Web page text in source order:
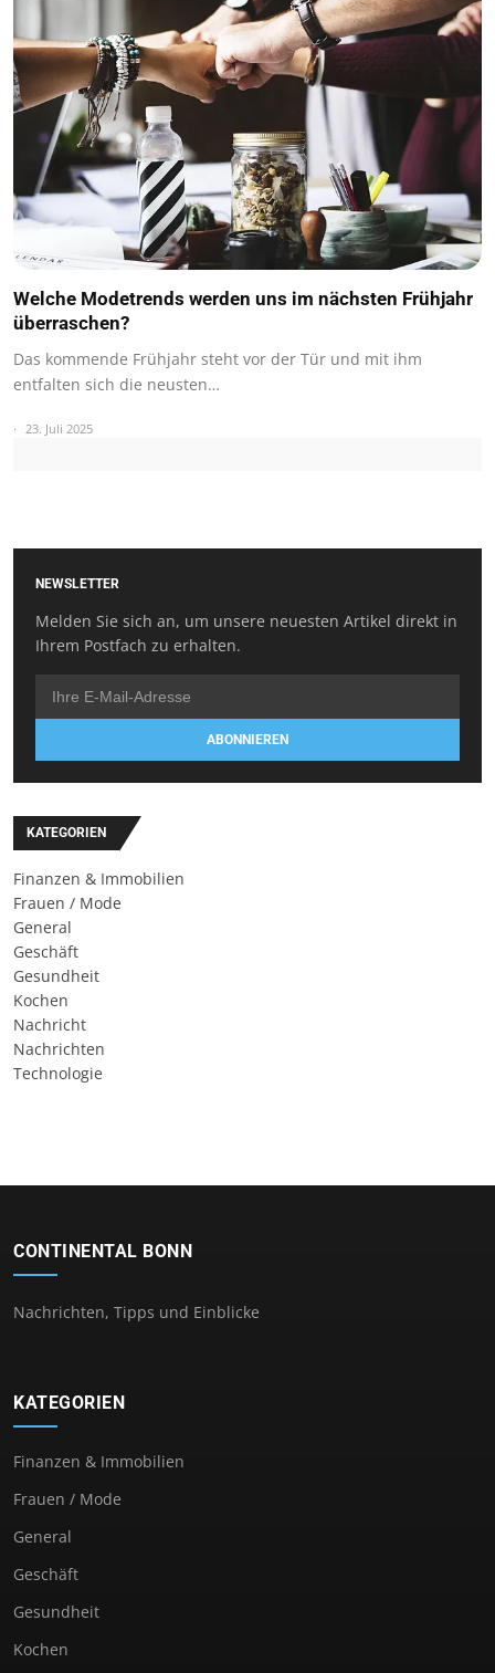
Welche Modetrends werden uns im nächsten Frühjahr
überraschen?
Das kommende Frühjahr steht vor der Tür und mit ihm
entfalten sich die neusten…
23. Juli 2025
NEWSLETTER
Melden Sie sich an, um unsere neuesten Artikel direkt in
Ihrem Postfach zu erhalten.
ABONNIEREN
KATEGORIEN
Finanzen & Immobilien
Frauen / Mode
General
Geschäft
Gesundheit
Kochen
Nachricht
Nachrichten
Technologie
CONTINENTAL BONN
Nachrichten, Tipps und Einblicke
KATEGORIEN
Finanzen & Immobilien
Frauen / Mode
General
Geschäft
Gesundheit
Kochen